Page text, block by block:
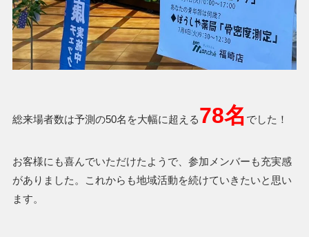
総来場者数は予測の50名を大幅に超える78名 でした！
お客様にも喜んでいただけたようで、参加メンバーも充実感
がありました。これからも地域活動を続けていきたいと思い
ます。